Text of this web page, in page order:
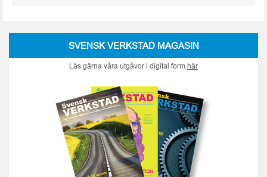
SVENSK VERKSTAD MAGASIN
Läs gärna våra utgåvor i digital form här